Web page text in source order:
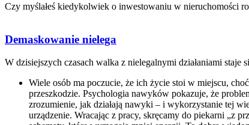
Czy myślałeś kiedykolwiek o inwestowaniu w nieruchomości‌
Demaskowanie nielega
W dzisiejszych czasach⁤ walka z‌ nielegalnymi działaniami staje
Wiele osób ma poczucie, że ich życie stoi w miejscu,
przeszkodzie. Psychologia nawyków pokazuje, że
zrozumienie, jak działają nawyki – i wykorzystanie tej
urządzenie. Wracając z pracy, skręcamy do piekarni „z